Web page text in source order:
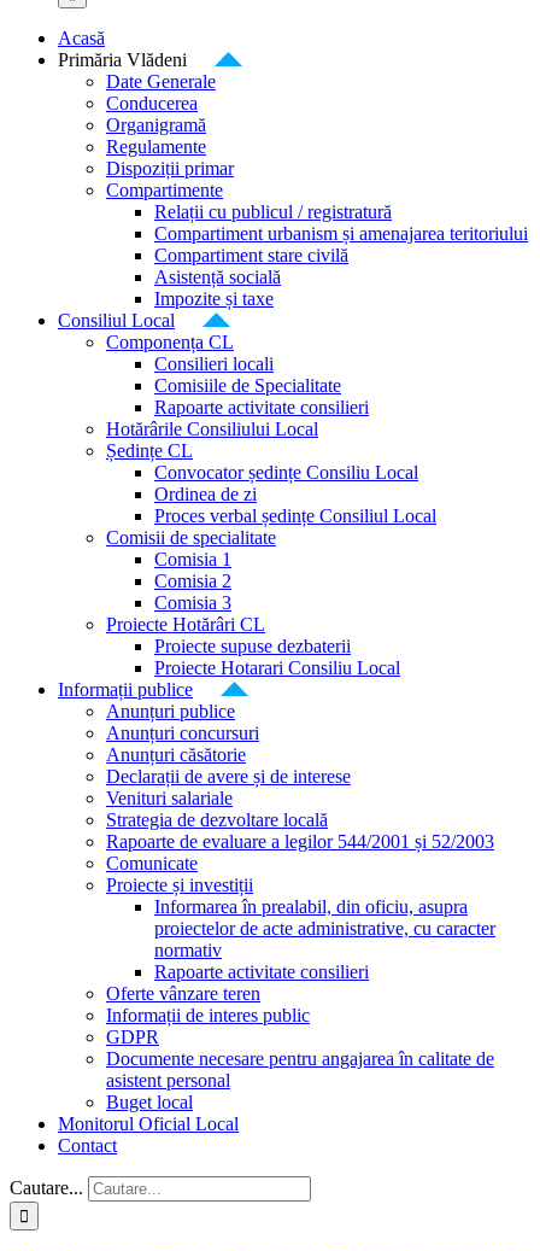
Acasă
Primăria Vlădeni
Date Generale
Conducerea
Organigramă
Regulamente
Dispoziții primar
Compartimente
Relații cu publicul / registratură
Compartiment urbanism și amenajarea teritoriului
Compartiment stare civilă
Asistență socială
Impozite și taxe
Consiliul Local
Componența CL
Consilieri locali
Comisiile de Specialitate
Rapoarte activitate consilieri
Hotărârile Consiliului Local
Ședințe CL
Convocator ședințe Consiliu Local
Ordinea de zi
Proces verbal ședințe Consiliul Local
Comisii de specialitate
Comisia 1
Comisia 2
Comisia 3
Proiecte Hotărâri CL
Proiecte supuse dezbaterii
Proiecte Hotarari Consiliu Local
Informații publice
Anunțuri publice
Anunțuri concursuri
Anunțuri căsătorie
Declarații de avere și de interese
Venituri salariale
Strategia de dezvoltare locală
Rapoarte de evaluare a legilor 544/2001 și 52/2003
Comunicate
Proiecte și investiții
Informarea în prealabil, din oficiu, asupra
proiectelor de acte administrative, cu caracter
normativ
Rapoarte activitate consilieri
Oferte vânzare teren
Informații de interes public
GDPR
Documente necesare pentru angajarea în calitate de
asistent personal
Buget local
Monitorul Oficial Local
Contact
Cautare...